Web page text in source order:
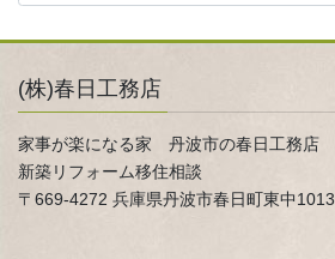
(株)春日工務店
家事が楽になる家 丹波市の春日工務店
新築リフォーム移住相談
〒669-4272 兵庫県丹波市春日町東中1013